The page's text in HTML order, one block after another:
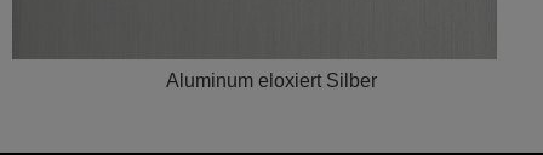
Aluminum eloxiert Silber